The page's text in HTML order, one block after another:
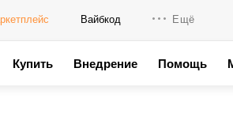
Вайбкод Ещё
Купить Внедрение Помощь